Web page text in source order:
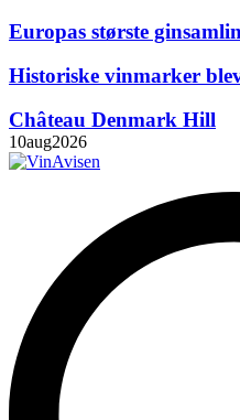
Europas største
Historiske vinmarker
Château Denmark Hill
10aug2026